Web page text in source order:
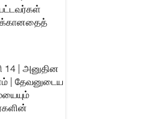
14 | அனுதின
| தேவனுடைய